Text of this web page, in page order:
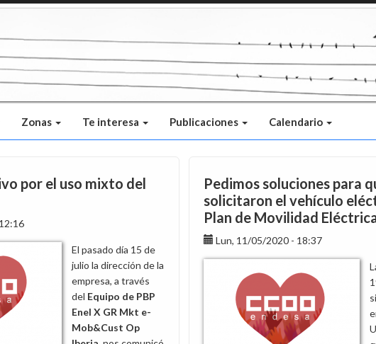
Zonas Te interesa Publicaciones Calendario
por el uso mixto del
El pasado día 15 de
julio la dirección de la
empresa, a través
del Equipo de PBP
Enel X GR Mkt e-
Mob&Cust Op
Pedimos soluciones para
solicitaron el vehículo
Plan de Movilidad
Lun, 11/05/2020 - 18:37